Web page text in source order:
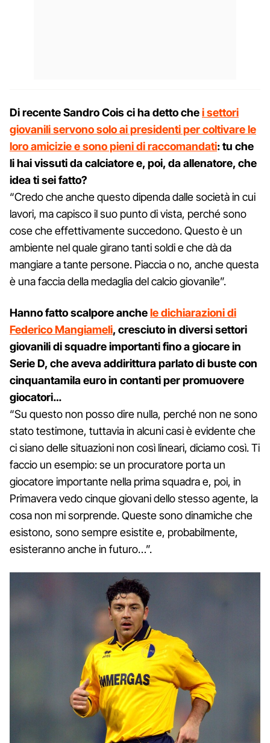
Di recente Sandro Cois ci ha detto chei settori
giovanili servono solo ai presidenti per coltivare le
loro amicizie e sono pieni di raccomandati: tu che
li hai vissuti da calciatore e, poi, da allenatore, che
idea ti sei fatto?
“Credo che anche questo dipenda dalle società in cui
lavori, ma capisco il suo punto di vista, perché sono
cose che effettivamente succedono. Questo è un
ambiente nel quale girano tanti soldi e che dà da
mangiare a tante persone. Piaccia o no, anche questa
è una faccia della medaglia del calcio giovanile”.
Hanno fatto scalpore anchele dichiarazioni di
Federico Mangiameli, cresciuto in diversi settori
giovanili di squadre importanti fino a giocare in
Serie D, che aveva addirittura parlato di buste con
cinquantamila euro in contanti per promuovere
giocatori…
“Su questo non posso dire nulla, perché non ne sono
stato testimone, tuttavia in alcuni casi è evidente che
ci siano delle situazioni non così lineari, diciamo così. Ti
faccio un esempio: se un procuratore porta un
giocatore importante nella prima squadra e, poi, in
Primavera vedo cinque giovani dello stesso agente, la
cosa non mi sorprende. Queste sono dinamiche che
esistono, sono sempre esistite e, probabilmente,
esisteranno anche in futuro…”.